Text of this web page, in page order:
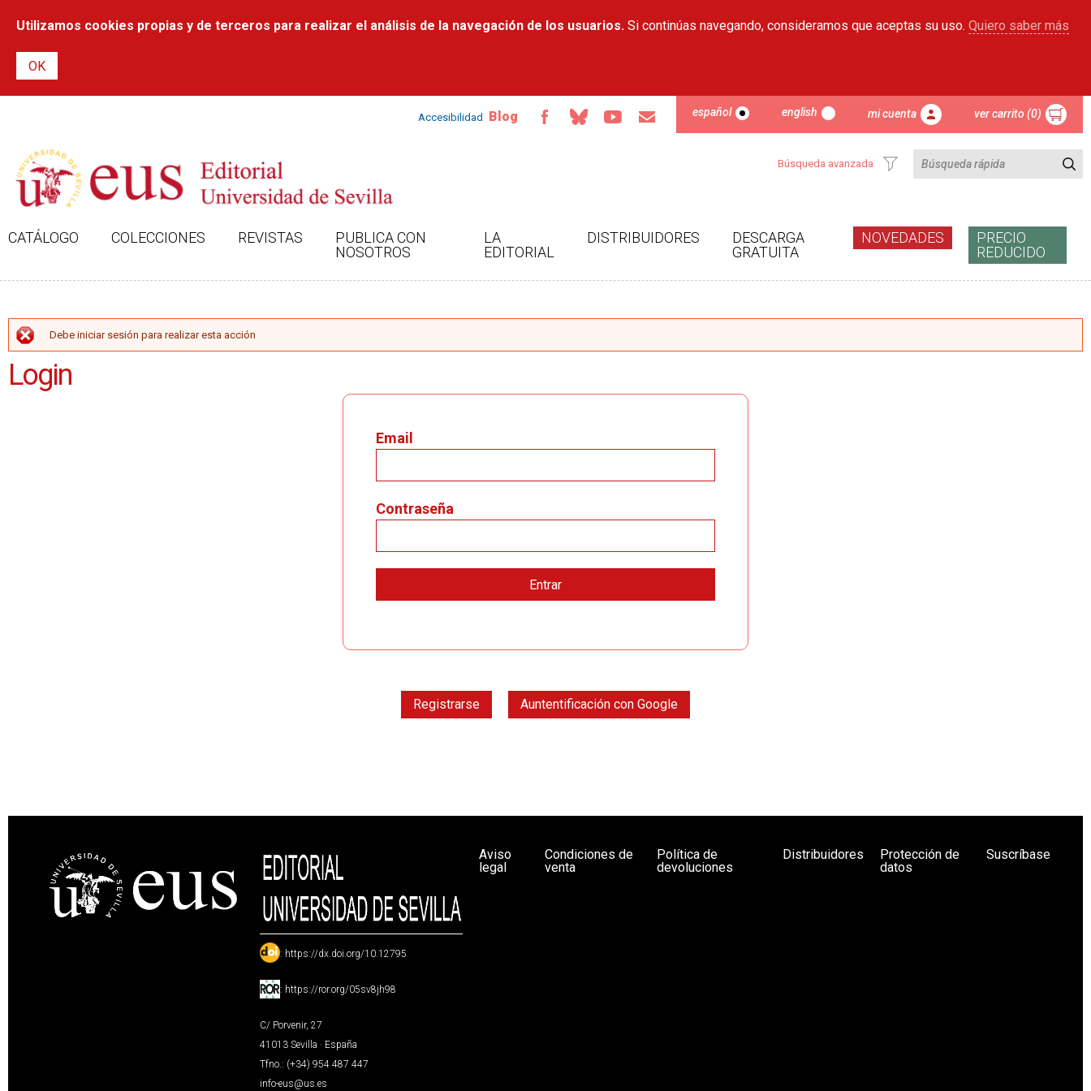
contenido
Utilizamos cookies propias y de terceros para realizar el análisis de la navegación de los usuarios. Si continúas navegando, consideramos que aceptas su uso. Quiero saber más
Accesibilidad Blog español english mi cuenta ver carrito (0)
Búsqueda avanzada
CATÁLOGO COLECCIONES REVISTAS
PUBLICA CON
NOSOTROS
LA
EDITORIAL
DISTRIBUIDORES
DESCARGA
GRATUITA
NOVEDADES
PRECIO
REDUCIDO
MENSAJE DE ERROR
Debe iniciar sesión para realizar esta acción
Login
Email
Contraseña
Registrarse Auntentificación con Google
: https://dx.doi.org/10.12795
: https://ror.org/05sv8jh98
C/ Porvenir, 27
41013 Sevilla · España
Tfno.: (+34) 954 487 447
info-eus@us.es
Aviso
legal
Condiciones de
venta
Política de
devoluciones
Distribuidores
Protección de
datos
Suscríbase